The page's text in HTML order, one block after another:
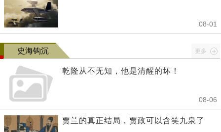
08-01
史海钩沉 更多
乾隆从不无知，他是清醒的坏！
08-06
贾兰的真正结局，贾政可以含笑九泉了